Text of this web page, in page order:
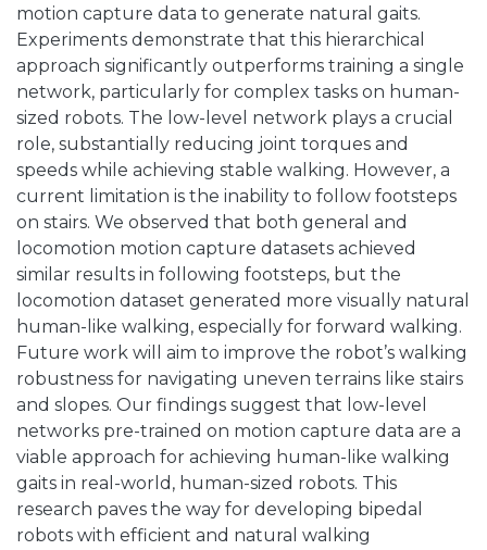
motion capture data to generate natural gaits.
Experiments demonstrate that this hierarchical
approach significantly outperforms training a single
network, particularly for complex tasks on human-
sized robots. The low-level network plays a crucial
role, substantially reducing joint torques and
speeds while achieving stable walking. However, a
current limitation is the inability to follow footsteps
on stairs. We observed that both general and
locomotion motion capture datasets achieved
similar results in following footsteps, but the
locomotion dataset generated more visually natural
human-like walking, especially for forward walking.
Future work will aim to improve the robot’s walking
robustness for navigating uneven terrains like stairs
and slopes. Our findings suggest that low-level
networks pre-trained on motion capture data are a
viable approach for achieving human-like walking
gaits in real-world, human-sized robots. This
research paves the way for developing bipedal
robots with efficient and natural walking